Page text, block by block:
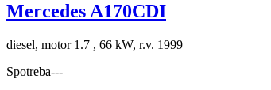
Mercedes A170CDI
diesel, motor 1.7 , 66 kW, r.v. 1999
Spotreba---